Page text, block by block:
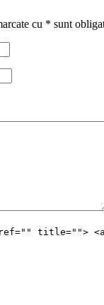
cu * sunt
title="">